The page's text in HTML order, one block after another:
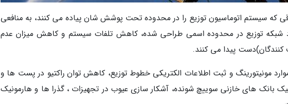
که سیستم اتوماسیون توزیع را در محدوده تحت پوشش شان پیاده می کنند، به منافعی
شبکه توزیع در محدوده اسمی طراحی شده، کاهش تلفات سیستم و کاهش میزان عدم
پیدا می کنند.
مونیتورینگ و ثبت اطلاعات الکتریکی خطوط توزیع، کاهش توان راکتیو در پست ها و
بانک های خازنی سوییچ شونده، آشکار سازی عیوب در تجهیزات ، گذرا ها و هارمونیک